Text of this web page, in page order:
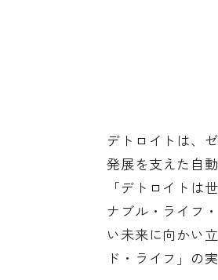
デトロイトは、
発展を支えた自
「デトロイト
ナブル・ライフ
い未来に向かい
ド・ライフ」の